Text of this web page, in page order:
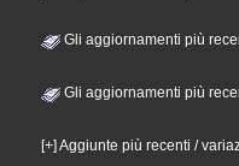
Gli aggiornamenti più
Gli aggiornamenti più
[+] Aggiunte più recenti /